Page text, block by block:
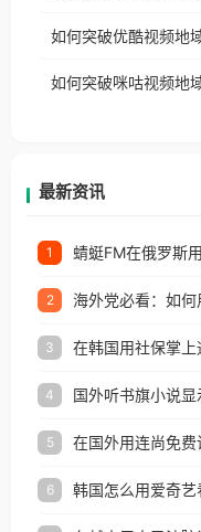
权限制
制问题，且
户收听
如何突破优酷视频地
如何突破咪咕视频地
最新资讯
1
2
3 在韩国用社保掌上
4
5
6